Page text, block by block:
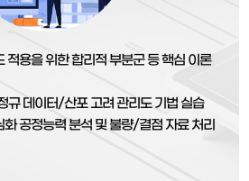
적용을 위한 합리적 부분군 등 핵심 이론
규 데이터/산포 고려 관리도 기법 실습
공정능력 분석 및 불량/결점 자료 처리